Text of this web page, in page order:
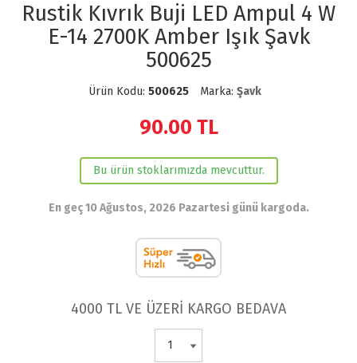
Rustik Kıvrık Buji LED Ampul 4 W
E-14 2700K Amber Işık Şavk
500625
Ürün Kodu: 500625 Marka: Şavk
90.00 TL
Bu ürün stoklarımızda mevcuttur.
En geç 10 Ağustos, 2026 Pazartesi günü kargoda.
4000 TL VE ÜZERİ KARGO BEDAVA